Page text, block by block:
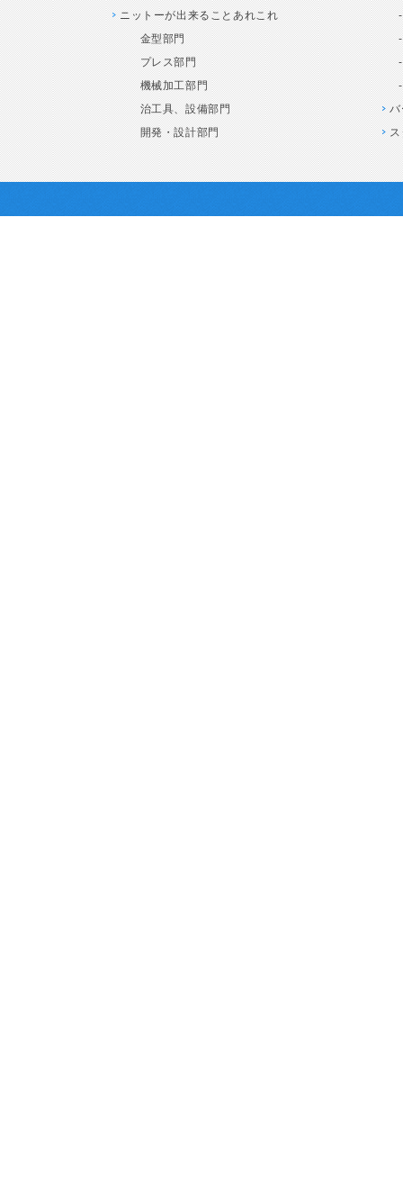
ニットーが出来ることあれこれ
金型部門
プレス部門
機械加工部門
治工具、設備部門
開発・設計部門
バ
ス